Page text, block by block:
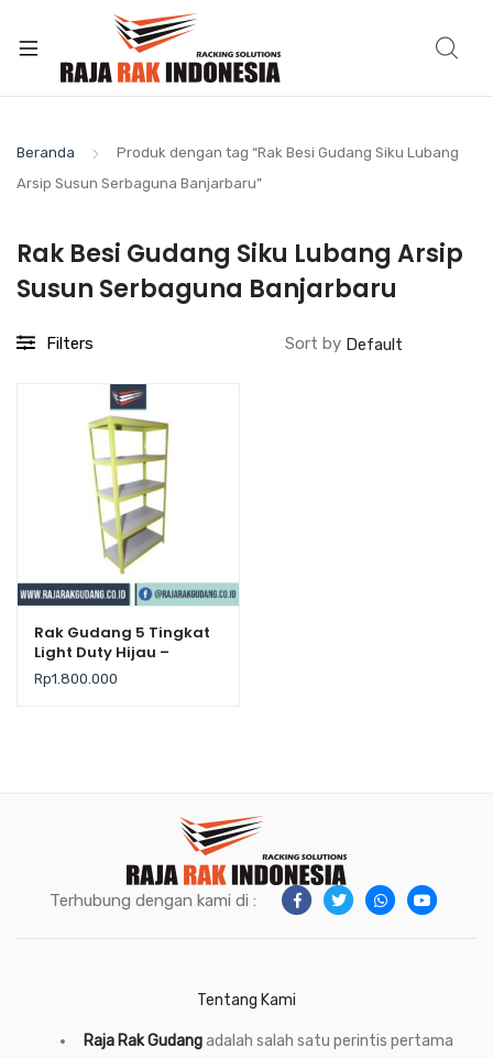
Beranda
Produk dengan tag “Rak Besi Gudang Siku Lubang
Arsip Susun Serbaguna Banjarbaru”
Rak Besi Gudang Siku Lubang Arsip
Susun Serbaguna Banjarbaru
Filters Sort by
Rak Gudang 5 Tingkat
Light Duty Hijau –
Krisbow
Rp1.800.000
Terhubung dengan kami di :
Tentang Kami
Raja Rak Gudangadalah salah satu perintis pertama